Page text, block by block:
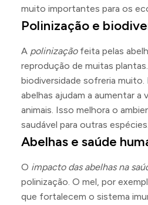
muito importantes para os
Polinização e
A polinizaçãofeita pelas
reprodução de muitas plantas.
biodiversidade sofreria muito.
abelhas ajudam a aumentar a
animais. Isso melhora o
saudável para outras espécies.
Abelhas e saúde
O impacto das abelhas na
polinização. O mel, por
que fortalecem o sistema